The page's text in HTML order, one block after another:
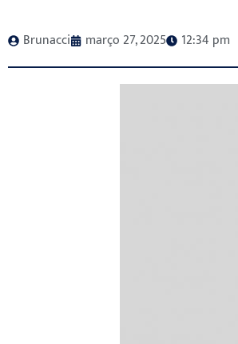
Brunacci março 27, 2025 12:34 pm